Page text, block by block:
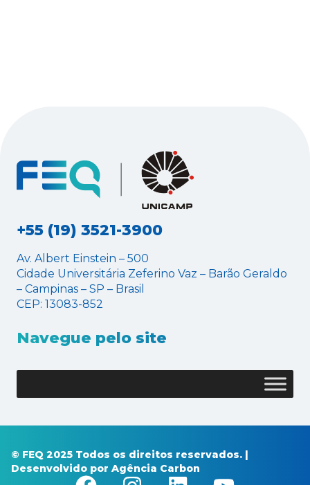
+55 (19) 3521-3900
Av. Albert Einstein – 500
Cidade Universitária Zeferino Vaz – Barão Geraldo
– Campinas – SP – Brasil
CEP: 13083-852
Navegue pelo site
© FEQ 2025 Todos os direitos reservados. |
Desenvolvido por Agência Carbon